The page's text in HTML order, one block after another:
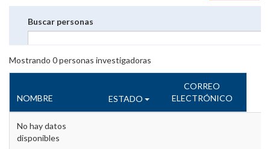
Buscar personas
Mostrando 0personas investigadoras
NOMBRE ESTADO
CORREO
ELECTRÓNICO
No hay datos
disponibles